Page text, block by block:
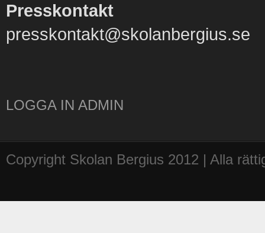
Presskontakt
presskontakt@skolanbergius.se
LOGGA IN ADMIN
Copyright Skolan Bergius 2012 | Alla